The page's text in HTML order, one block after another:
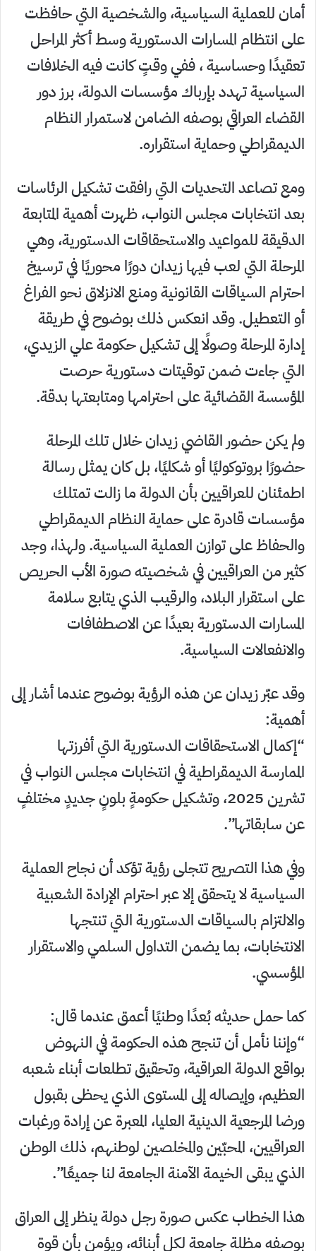
أمان للعملية السياسية، والشخصية التي حافظت
على انتظام المسارات الدستورية وسط أكثر المراحل
تعقيدًا وحساسية ، ففي وقتٍ كانت فيه الخلافات
السياسية تهدد بإرباك مؤسسات الدولة، برز دور
القضاء العراقي بوصفه الضامن لاستمرار النظام
الديمقراطي وحماية استقراره.
ومع تصاعد التحديات التي رافقت تشكيل الرئاسات
بعد انتخابات مجلس النواب، ظهرت أهمية المتابعة
الدقيقة للمواعيد والاستحقاقات الدستورية، وهي
المرحلة التي لعب فيها زيدان دورًا محوريًا في ترسيخ
احترام السياقات القانونية ومنع الانزلاق نحو الفراغ
أو التعطيل. وقد انعكس ذلك بوضوح في طريقة
إدارة المرحلة وصولًا إلى تشكيل حكومة علي الزيدي،
التي جاءت ضمن توقيتات دستورية حرصت
المؤسسة القضائية على احترامها ومتابعتها بدقة.
ولم يكن حضور القاضي زيدان خلال تلك المرحلة
حضورًا بروتوكوليًا أو شكليًا، بل كان يمثل رسالة
اطمئنان للعراقيين بأن الدولة ما زالت تمتلك
مؤسسات قادرة على حماية النظام الديمقراطي
والحفاظ على توازن العملية السياسية. ولهذا، وجد
كثير من العراقيين في شخصيته صورة الأب الحريص
على استقرار البلاد، والرقيب الذي يتابع سلامة
المسارات الدستورية بعيدًا عن الاصطفافات
والانفعالات السياسية.
وقد عبّر زيدان عن هذه الرؤية بوضوح عندما أشار إلى
أهمية:
“إكمال الاستحقاقات الدستورية التي أفرزتها
الممارسة الديمقراطية في انتخابات مجلس النواب في
تشرين 2025، وتشكيل حكومةٍ بلونٍ جديدٍ مختلفٍ
عن سابقاتها”.
وفي هذا التصريح تتجلى رؤية تؤكد أن نجاح العملية
السياسية لا يتحقق إلا عبر احترام الإرادة الشعبية
والالتزام بالسياقات الدستورية التي تنتجها
الانتخابات، بما يضمن التداول السلمي والاستقرار
المؤسسي.
كما حمل حديثه بُعدًا وطنيًا أعمق عندما قال:
“وإننا نأمل أن تنجح هذه الحكومة في النهوض
بواقع الدولة العراقية، وتحقيق تطلعات أبناء شعبه
العظيم، وإيصاله إلى المستوى الذي يحظى بقبول
ورضا المرجعية الدينية العليا، المعبرة عن إرادة ورغبات
العراقيين، المحبّين والمخلصين لوطنهم، ذلك الوطن
الذي يبقى الخيمة الآمنة الجامعة لنا جميعًا”.
هذا الخطاب عكس صورة رجل دولة ينظر إلى العراق
بوصفه مظلة جامعة لكل أبنائه، ويؤمن بأن قوة